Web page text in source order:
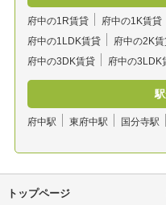
府中の1R賃貸 府中の1K賃貸
府中の1LDK賃貸
府中の2K
府中の3DK賃貸
府中の3LDK
府中駅 東府中駅 国分寺駅
トップページ